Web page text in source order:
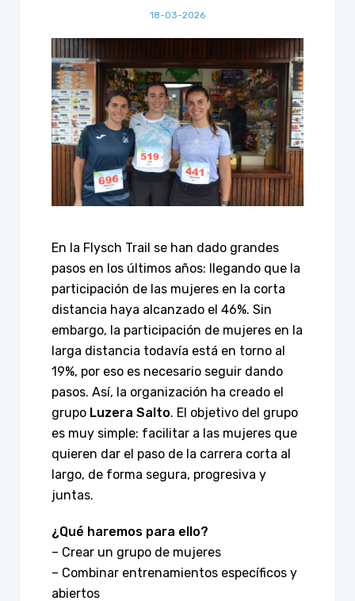
18-03-2026
En la Flysch Trail se han dado grandes
pasos en los últimos años: llegando que la
participación de las mujeres en la corta
distancia haya alcanzado el 46%. Sin
embargo, la participación de mujeres en la
larga distancia todavía está en torno al
19%, por eso es necesario seguir dando
pasos. Así, la organización ha creado el
grupo Luzera Salto. El objetivo del grupo
es muy simple: facilitar a las mujeres que
quieren dar el paso de la carrera corta al
largo, de forma segura, progresiva y
juntas.
¿Qué haremos para ello?
– Crear un grupo de mujeres
– Combinar entrenamientos específicos y
abiertos